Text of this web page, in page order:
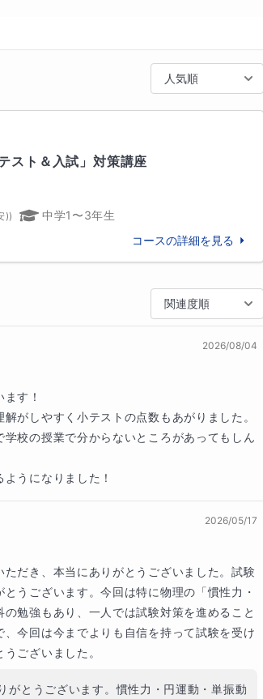
解ける力を養います
の概念を、身近な例や図解を使って、丁
を一つずつ埋めることで、問題を見たと
道筋が、お子様自身の力で見えてくるよ
/ 生徒C：35点→80点）
テスト高得点獲得
私立大学に合格
ポイントを整理。高校物理で困らないた
す。
状態から、平均点以上を維持
獲得
。おめでとうございます。
制推薦・旧AO入試）
、新潟大学（医学放射線）、宇都宮大学
科大学（薬）、国際医療福祉大学（薬）
阪大学（工）、東北大学（理・工・薬）
波大学（理工・情）、千葉大学（工・
学（理）、信州大学（工）、新潟大学
学（理・工）、山形大学（理・工）　等
大学（工）、明治大学（理工）
人気順
スト＆入試」対策講座
))
中学1〜3年生
コースの詳細を見る
関連度順
2026/08/04
す！
がしやすく小テストの点数もあがりました。
校の授業で分からないところがあってもしん
うになりました！
2026/05/17
だき、本当にありがとうございました。試験
うございます。今回は特に物理の「慣性力・
勉強もあり、一人では試験対策を進めること
今回は今までよりも自信を持って試験を受け
ございました。
がとうございます。慣性力・円運動・単振動